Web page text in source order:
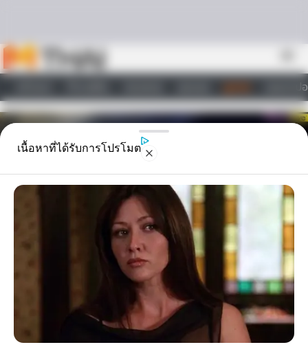
วอลเปเ
ไลฟ์สไตล์
ดูดวง
เนื้อหาที่ได้รับการโปรโมต